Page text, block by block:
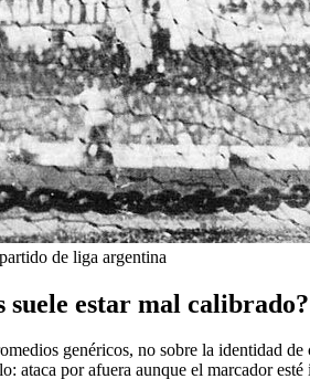
de liga argentina
suele estar mal calibrado?
genéricos, no sobre la identidad
ataca por afuera aunque el marcador